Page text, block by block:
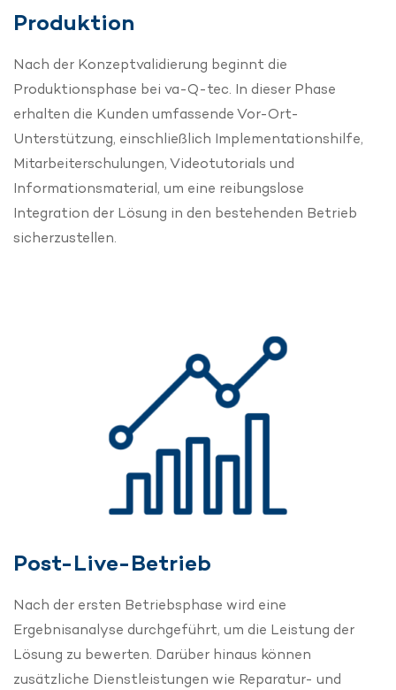
Produktion
Nach der Konzeptvalidierung beginnt die
Produktionsphase bei va-Q-tec. In dieser Phase
erhalten die Kunden umfassende Vor-Ort-
Unterstützung, einschließlich Implementationshilfe,
Mitarbeiterschulungen, Videotutorials und
Informationsmaterial, um eine reibungslose
Integration der Lösung in den bestehenden Betrieb
sicherzustellen.
Post-Live-Betrieb
Nach der ersten Betriebsphase wird eine
Ergebnisanalyse durchgeführt, um die Leistung der
Lösung zu bewerten. Darüber hinaus können
zusätzliche Dienstleistungen wie Reparatur- und